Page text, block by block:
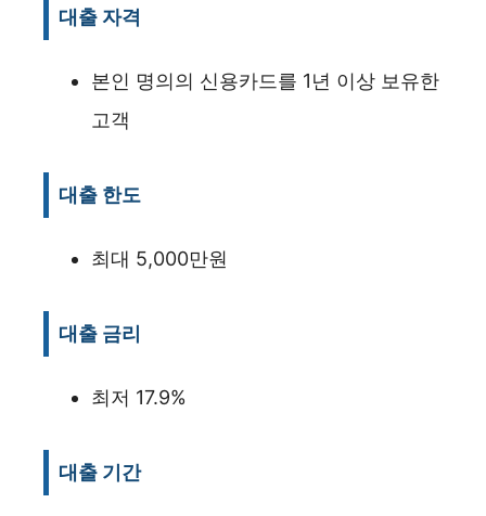
대출 자격
본인 명의의 신용카드를 1년 이상 보유한
고객
대출 한도
최대 5,000만원
대출 금리
최저 17.9%
대출 기간